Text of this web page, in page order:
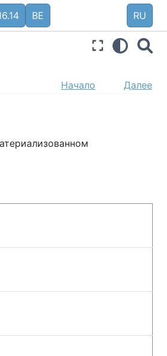
BE RU
Начало Далее